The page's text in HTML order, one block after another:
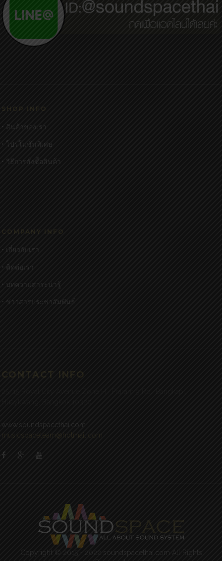
SHOP INFO
• สินค้าของเรา
• โปรโมชั่นพิเศษ
• วิธีการสั่งซื้อสินค้า
COMPANY INFO
• เกี่ยวกับเรา
• ติดต่อเรา
• บทความสาระน่ารู้
• ข่าวสารประชาสัมพันธ์
CONTACT INFO
www.soundspacethai.com
musicspaceteam@hotmail.com
Copyright © 2015 - 2022 soundspacethai.com All Rights